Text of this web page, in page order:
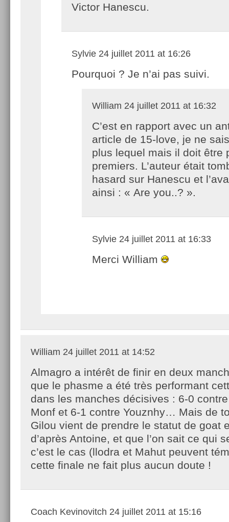
Victor Hanescu.
Sylvie 24 juillet 2011 at 16:26
Pourquoi ? Je n’ai pas suivi.
William 24 juillet 2011 at 16:32
C’est en rapport avec un
article de 15-love, je ne sais
plus lequel mais il doit être
premiers. L’auteur était
hasard sur Hanescu et
ainsi : « Are you..? ».
Sylvie 24 juillet 2011 at 16:33
Merci William
William 24 juillet 2011 at 14:52
Almagro a intérêt de finir en deux
que le phasme a été très performant
dans les manches décisives : 6-0
Monf et 6-1 contre Youznhy… Mais de
Gilou vient de prendre le statut de goat
d’après Antoine, et que l’on sait ce qui
c’est le cas (llodra et Mahut peuvent
cette finale ne fait plus aucun doute !
Coach Kevinovitch 24 juillet 2011 at 15:16